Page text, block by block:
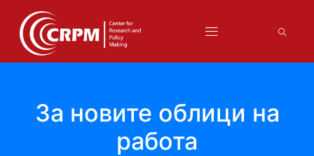
За новите облици на
работа